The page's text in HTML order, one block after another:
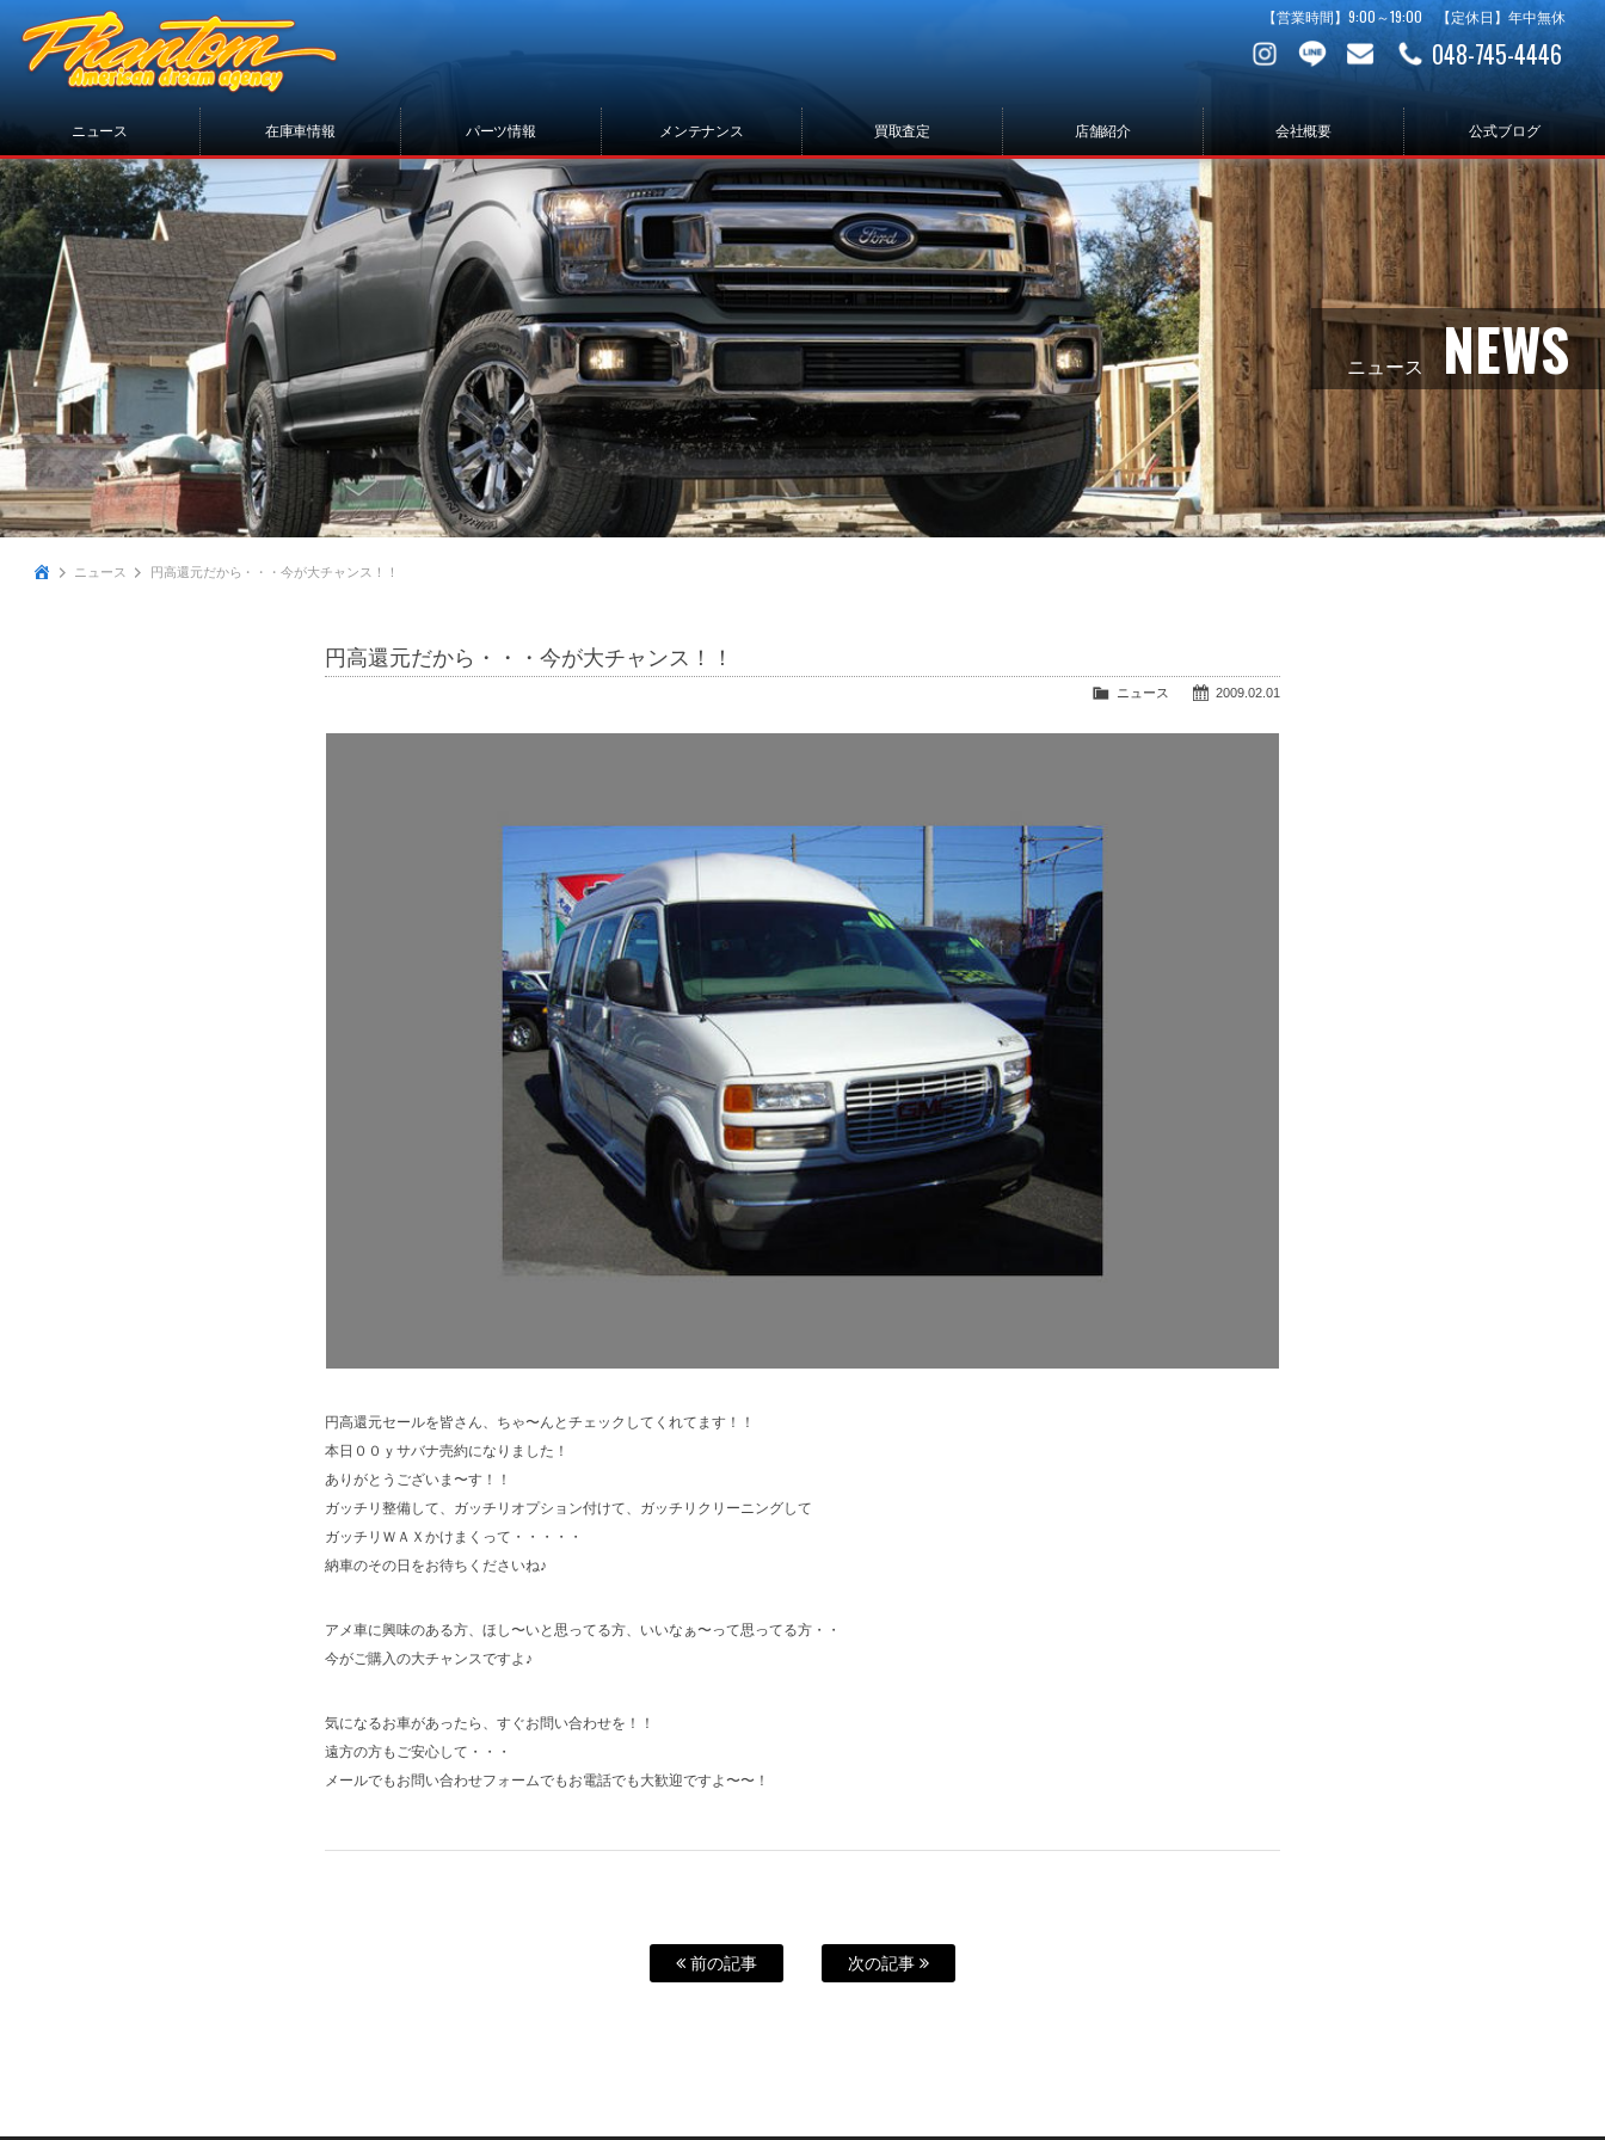
【営業時間】9:00～19:00 【定休日】年中無休
048-745-4446
ニュース 在庫車情報 パーツ情報 メンテナンス 買取査定 店舗紹介 会社概要 公式ブログ
ニュース NEWS
ニュース 円高還元だから・・・今が大チャンス！！
円高還元だから・・・今が大チャンス！！
2009.02.01
ニュース
円高還元セールを皆さん、ちゃ〜んとチェックしてくれてます！！
本日００ｙサバナ売約になりました！
ありがとうございま〜す！！
ガッチリ整備して、ガッチリオプション付けて、ガッチリクリーニングして
ガッチリＷＡＸかけまくって・・・・・
納車のその日をお待ちくださいね♪
アメ車に興味のある方、ほし〜いと思ってる方、いいなぁ〜って思ってる方・・
今がご購入の大チャンスですよ♪
気になるお車があったら、すぐお問い合わせを！！
遠方の方もご安心して・・・
メールでもお問い合わせフォームでもお電話でも大歓迎ですよ〜〜！
前の記事 次の記事